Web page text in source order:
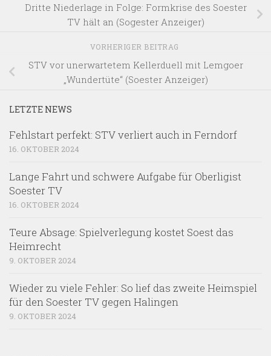
Dritte Niederlage in Folge: Formkrise des Soester
TV hält an (Sogester Anzeiger)
VORHERIGER BEITRAG
STV vor unerwartetem Kellerduell mit Lemgoer
„Wundertüte“ (Soester Anzeiger)
LETZTE NEWS
Fehlstart perfekt: STV verliert auch in Ferndorf
16. OKTOBER 2024
Lange Fahrt und schwere Aufgabe für Oberligist
Soester TV
16. OKTOBER 2024
Teure Absage: Spielverlegung kostet Soest das
Heimrecht
9. OKTOBER 2024
Wieder zu viele Fehler: So lief das zweite Heimspiel
für den Soester TV gegen Halingen
9. OKTOBER 2024